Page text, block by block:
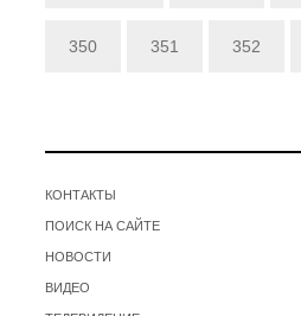
350 351 352
КОНТАКТЫ
ПОИСК НА САЙТЕ
НОВОСТИ
ВИДЕО